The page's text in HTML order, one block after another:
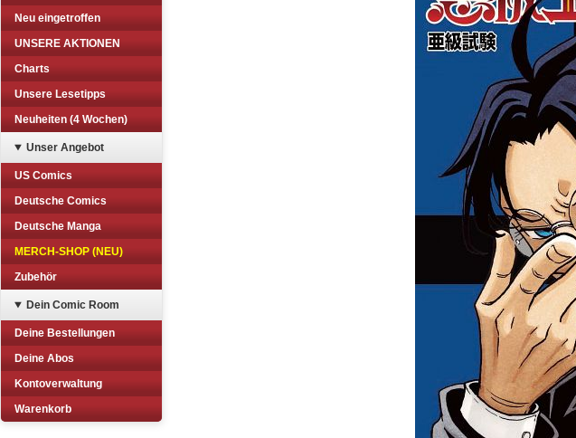
Neu eingetroffen
UNSERE AKTIONEN
Charts
Unsere Lesetipps
Neuheiten (4 Wochen)
Unser Angebot
US Comics
Deutsche Comics
Deutsche Manga
MERCH-SHOP (NEU)
Zubehör
Dein Comic Room
Deine Bestellungen
Deine Abos
Kontoverwaltung
Warenkorb